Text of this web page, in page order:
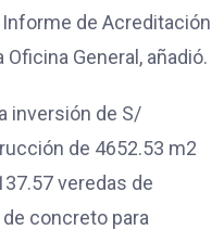
de Acreditación
General, añadió.
inversión de S/
de 4652.53 m2
veredas de
concreto para